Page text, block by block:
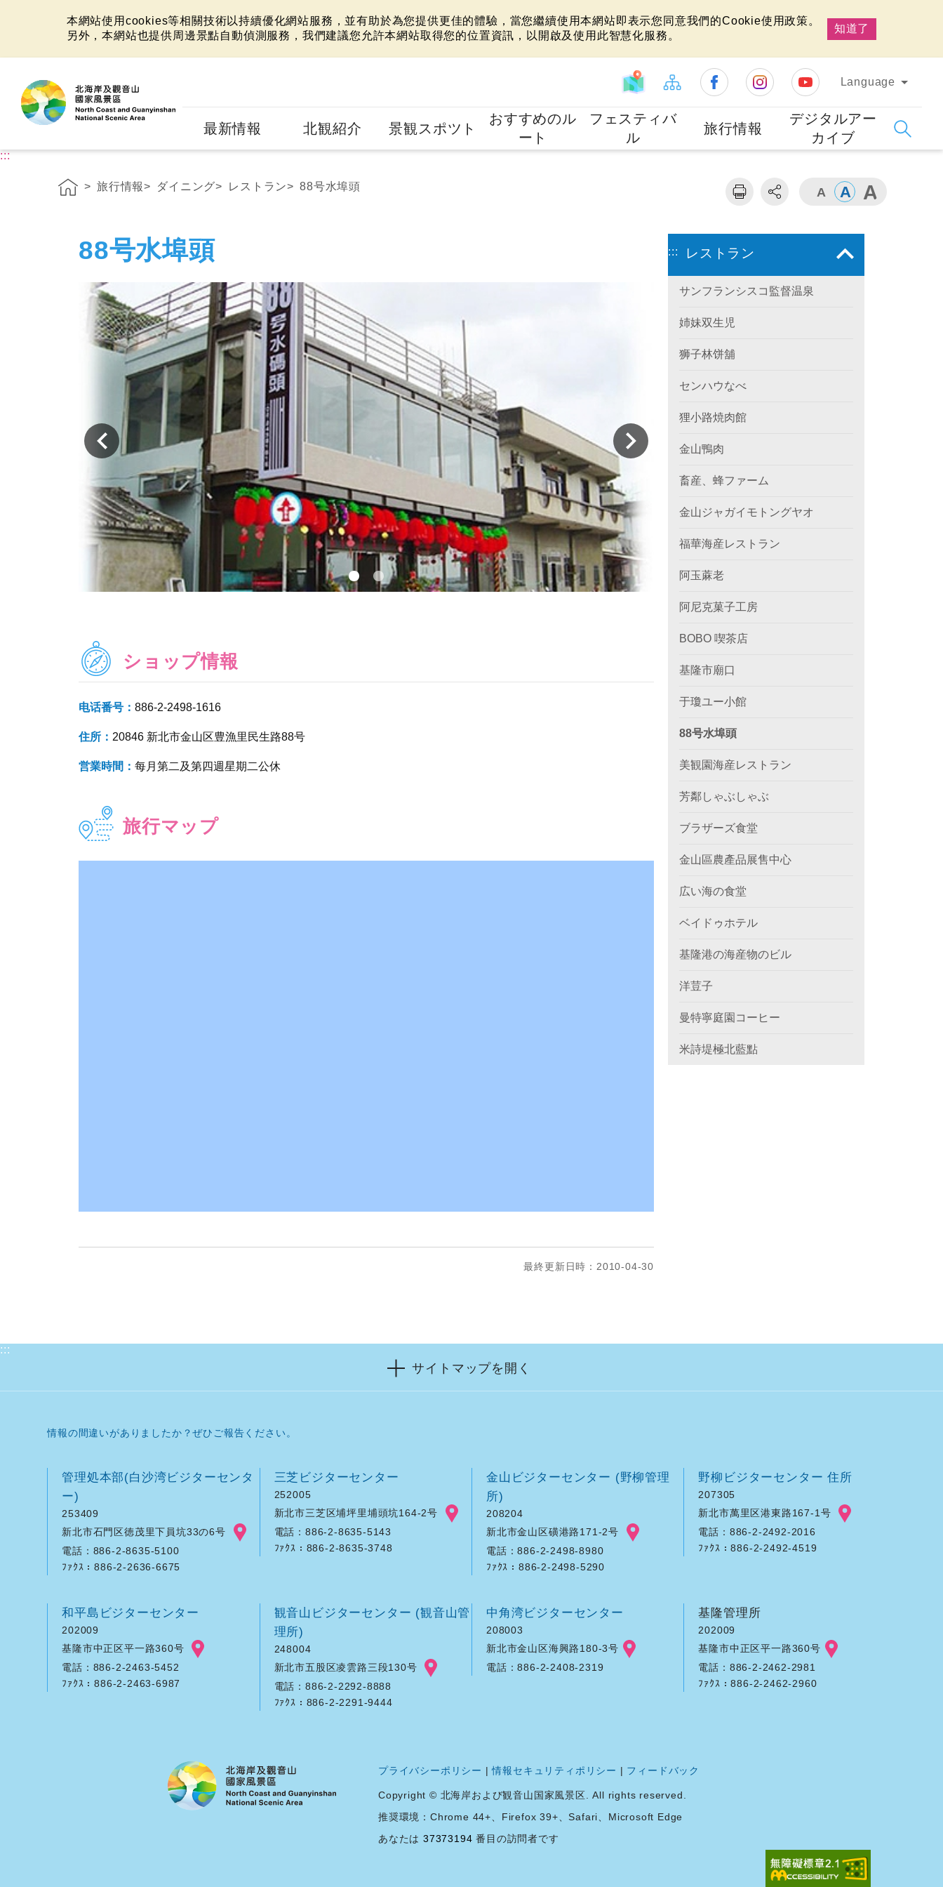
本網站使用cookies等相關技術以持續優化網站服務，並有助於為您提供更佳的體驗，當您繼續使用本網站即表示您同意我們的Cookie使用政策。
另外，本網站也提供周邊景點自動偵測服務，我們建議您允許本網站取得您的位置資訊，以開啟及使用此智慧化服務。
知道了
Language
最新情報 北観紹介 景観スポツト
おすすめのル
ート
フェスティバ
ル
旅行情報
デジタルアー
カイブ
:::
旅行情報 ダイニング レストラン 88号水埠頭
88号水埠頭
ショップ情報
电话番号： 886-2-2498-1616
住所： 20846 新北市金山区豊漁里民生路88号
営業時間： 每月第二及第四週星期二公休
旅行マップ
最終更新日時：2010-04-30
::: レストラン
サンフランシスコ監督温泉
姉妹双生児
狮子林饼舖
センハウなべ
狸小路焼肉館
金山鴨肉
畜産、蜂ファーム
金山ジャガイモトングヤオ
福華海産レストラン
阿玉蔴老
阿尼克菓子工房
BOBO 喫茶店
基隆市廟口
于瓊ユー小館
88号水埠頭
美観園海産レストラン
芳鄰しゃぶしゃぶ
ブラザーズ食堂
金山區農產品展售中心
広い海の食堂
ベイドゥホテル
基隆港の海産物のビル
洋荳子
曼特寧庭園コーヒー
米詩堤極北藍點
:::
サイトマップを開く
情報の間違いがありましたか？ぜひご報告ください。
管理処本部(白沙湾ビジターセンタ
ー)
253409
新北市石門区徳茂里下員坑33の6号
電話：886-2-8635-5100
ﾌｧｸｽ：886-2-2636-6675
三芝ビジターセンター
252005
新北市三芝区埔坪里埔頭坑164-2号
電話：886-2-8635-5143
ﾌｧｸｽ：886-2-8635-3748
金山ビジターセンター (野柳管理
所)
208204
新北市金山区磺港路171-2号
電話：886-2-2498-8980
ﾌｧｸｽ：886-2-2498-5290
野柳ビジターセンター 住所
207305
新北市萬里区港東路167-1号
電話：886-2-2492-2016
ﾌｧｸｽ：886-2-2492-4519
和平島ビジターセンター
202009
基隆市中正区平一路360号
電話：886-2-2463-5452
ﾌｧｸｽ：886-2-2463-6987
観音山ビジターセンター (観音山管
理所)
248004
新北市五股区凌雲路三段130号
電話：886-2-2292-8888
ﾌｧｸｽ：886-2-2291-9444
中角湾ビジターセンター
208003
新北市金山区海興路180-3号
電話：886-2-2408-2319
基隆管理所
202009
基隆市中正区平一路360号
電話：886-2-2462-2981
ﾌｧｸｽ：886-2-2462-2960
プライバシーポリシー |情報セキュリティポリシー | フィードバック
Copyright © 北海岸および観音山国家風景区. All rights reserved.
推奨環境：Chrome 44+、Firefox 39+、Safari、Microsoft Edge
あなたは 37373194 番目の訪問者です